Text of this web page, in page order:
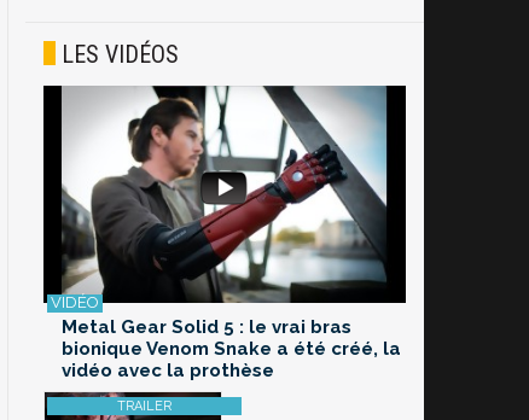
LES VIDÉOS
Metal Gear Solid 5 : le vrai bras
bionique Venom Snake a été créé, la
vidéo avec la prothèse